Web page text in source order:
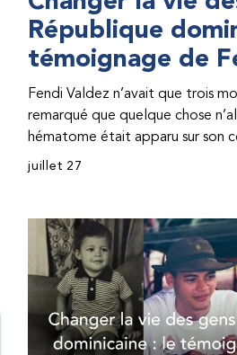
République
témoignage de
Fendi Valdez n’avait que trois
remarqué que quelque chose
hématome était apparu sur son
peu de professionnel·les de
correct, le traitement était
indisponible. Les concentrés de
et difficiles à se procurer. Afin
plus longtemps, Fendi prenait
inférieure à celle prescrite. À
il avait fréquemment des
juillet 27